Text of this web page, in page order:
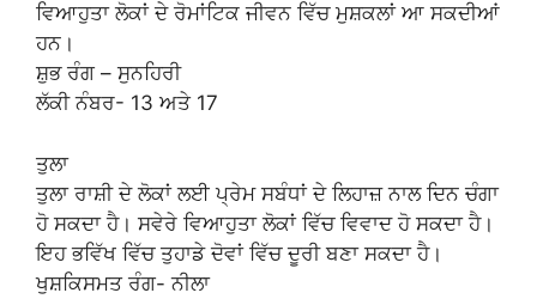
ਵਿਆਹੁਤਾ ਲੋਕਾਂ ਦੇ ਰੋਮਾਂਟਿਕ ਜੀਵਨ ਵਿੱਚ ਮੁਸ਼ਕਲਾਂ ਆ ਸਕਦੀਆਂ
ਹਨ।
ਸ਼ੁਭ ਰੰਗ – ਸੁਨਹਿਰੀ
ਲੱਕੀ ਨੰਬਰ- 13 ਅਤੇ 17
ਤੁਲਾ
ਤੁਲਾ ਰਾਸ਼ੀ ਦੇ ਲੋਕਾਂ ਲਈ ਪ੍ਰੇਮ ਸਬੰਧਾਂ ਦੇ ਲਿਹਾਜ਼ ਨਾਲ ਦਿਨ ਚੰਗਾ
ਹੋ ਸਕਦਾ ਹੈ। ਸਵੇਰੇ ਵਿਆਹੁਤਾ ਲੋਕਾਂ ਵਿੱਚ ਵਿਵਾਦ ਹੋ ਸਕਦਾ ਹੈ।
ਇਹ ਭਵਿੱਖ ਵਿੱਚ ਤੁਹਾਡੇ ਦੋਵਾਂ ਵਿੱਚ ਦੂਰੀ ਬਣਾ ਸਕਦਾ ਹੈ।
ਖੁਸ਼ਕਿਸਮਤ ਰੰਗ- ਨੀਲਾ